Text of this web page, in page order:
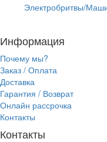
Электробритвы/
Информация
Почему мы?
Заказ / Оплата
Доставка
Гарантия / Возврат
Онлайн рассрочка
Контакты
Контакты